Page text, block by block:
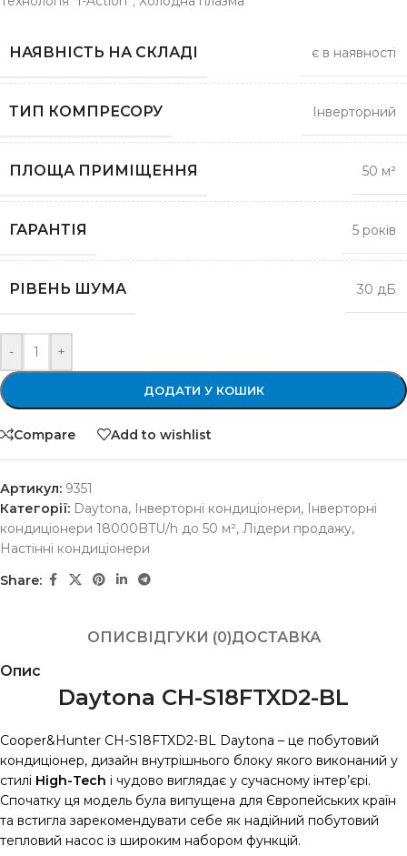
НАЯВНІСТЬ НА СКЛАДІ є в наявності
ТИП КОМПРЕСОРУ Інверторний
ПЛОЩА ПРИМІЩЕННЯ 50 м²
ГАРАНТІЯ 5 років
РІВЕНЬ ШУМА 30 дБ
- +
ДОДАТИ У КОШИК
Compare Add to wishlist
Артикул: 9351
Категорії: Daytona, Інверторні кондиціонери, Інверторні
кондиціонери 18000BTU/h до 50 м², Лідери продажу,
Настінні кондиціонери
Share:
ОПИС ВІДГУКИ (0)ДОСТАВКА
Опис
Daytona CH-S18FTXD2-BL
Cooper&Hunter CH-S18FTXD2-BL Daytona – це побутовий
кондиціонер, дизайн внутрішнього блоку якого виконаний у
стилі High-Tech і чудово виглядає у сучасному інтер’єрі.
Спочатку ця модель була випущена для Європейських країн
та встигла зарекомендувати себе як надійний побутовий
тепловий насос із широким набором функцій.